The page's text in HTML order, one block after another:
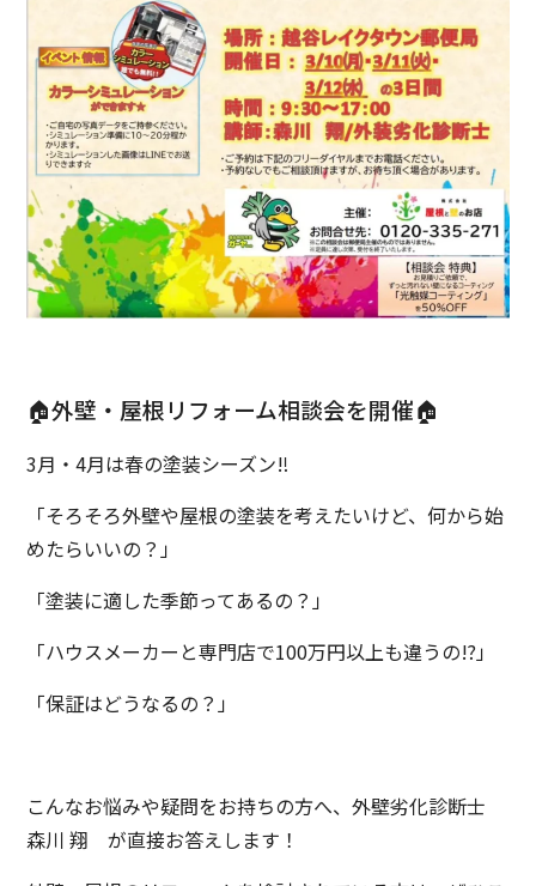
🏠外壁・屋根リフォーム相談会を開催🏠
3月・4月は春の塗装シーズン‼
「そろそろ外壁や屋根の塗装を考えたいけど、何から始
めたらいいの？」
「塗装に適した季節ってあるの？」
「ハウスメーカーと専門店で100万円以上も違うの⁉」
「保証はどうなるの？」
こんなお悩みや疑問をお持ちの方へ、外壁劣化診断士
森川 翔 が直接お答えします！